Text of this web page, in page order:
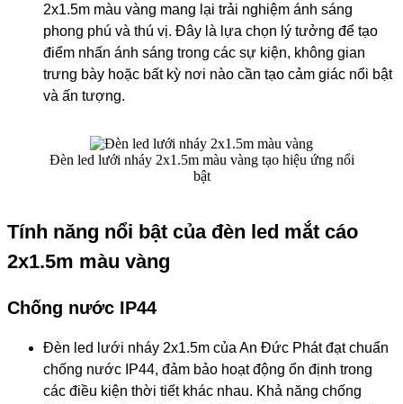
2x1.5m màu vàng mang lại trải nghiệm ánh sáng
phong phú và thú vị. Đây là lựa chọn lý tưởng để tạo
điểm nhấn ánh sáng trong các sự kiện, không gian
trưng bày hoặc bất kỳ nơi nào cần tạo cảm giác nổi bật
và ấn tượng.
Đèn led lưới nháy 2x1.5m màu vàng tạo hiệu ứng nổi
bật
Tính năng nổi bật của đèn led mắt cáo
2x1.5m màu vàng
Chống nước IP44
Đèn led lưới nháy 2x1.5m của An Đức Phát đạt chuẩn
chống nước IP44, đảm bảo hoạt động ổn định trong
các điều kiện thời tiết khác nhau. Khả năng chống